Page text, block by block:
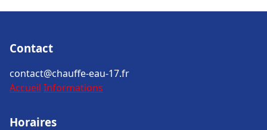
Contact
contact@chauffe-eau-17.fr
Accueil Informations
Horaires